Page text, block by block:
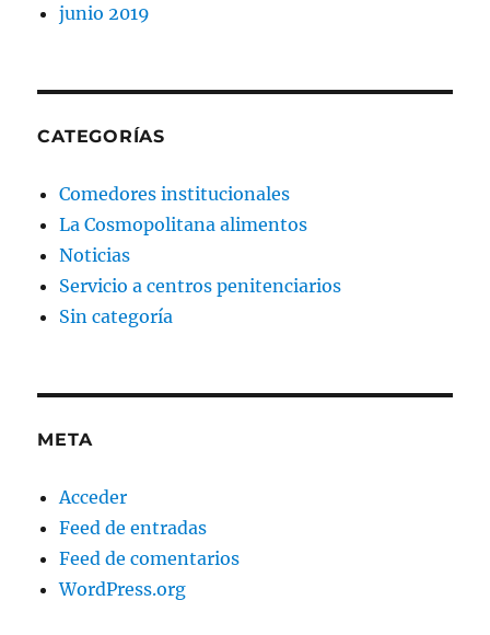
junio 2019
CATEGORÍAS
Comedores institucionales
La Cosmopolitana alimentos
Noticias
Servicio a centros penitenciarios
Sin categoría
META
Acceder
Feed de entradas
Feed de comentarios
WordPress.org